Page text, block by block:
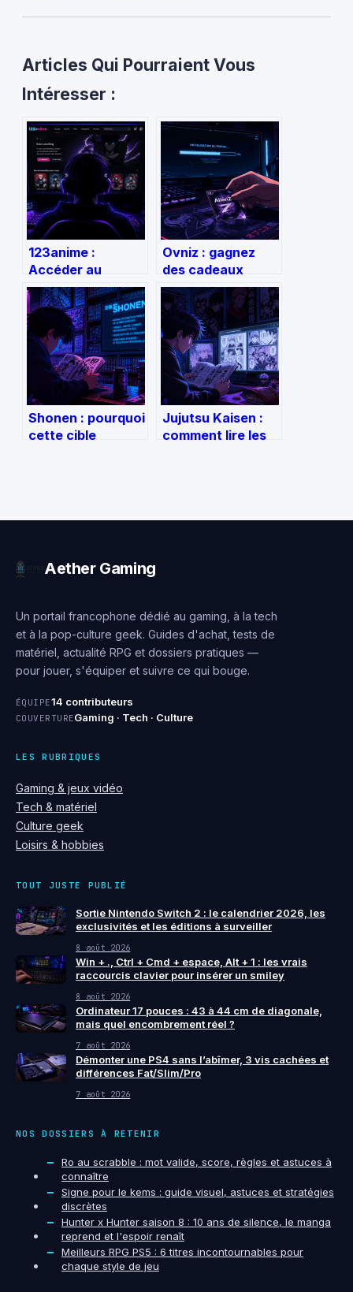
Articles Qui Pourraient Vous
Intéresser :
123anime :
Accéder au
catalogue
complet et
sécuriser votre
streaming
d’animés
Ovniz : gagnez
des cadeaux
quotidiens avec
10 parties
gratuites et des
challenges
Shonen : pourquoi
cette cible
Jujutsu Kaisen :
comment lire les
Aether Gaming
Un portail francophone dédié au gaming, à la tech
et à la pop-culture geek. Guides d'achat, tests de
matériel, actualité RPG et dossiers pratiques —
pour jouer, s'équiper et suivre ce qui bouge.
ÉQUIPE14 contributeurs
COUVERTUREGaming · Tech · Culture
LES RUBRIQUES
Gaming & jeux vidéo
Tech & matériel
Culture geek
Loisirs & hobbies
TOUT JUSTE PUBLIÉ
Sortie Nintendo Switch 2 : le calendrier 2026, les
exclusivités et les éditions à surveiller
8 août 2026
Win + ., Ctrl + Cmd + espace, Alt + 1 : les vrais
raccourcis clavier pour insérer un smiley
8 août 2026
Ordinateur 17 pouces : 43 à 44 cm de diagonale,
mais quel encombrement réel ?
7 août 2026
Démonter une PS4 sans l’abîmer, 3 vis cachées et
différences Fat/Slim/Pro
7 août 2026
NOS DOSSIERS À RETENIR
Ro au scrabble : mot valide, score, règles et astuces à
connaître
Signe pour le kems : guide visuel, astuces et stratégies
discrètes
Hunter x Hunter saison 8 : 10 ans de silence, le manga
reprend et l'espoir renaît
Meilleurs RPG PS5 : 6 titres incontournables pour
chaque style de jeu